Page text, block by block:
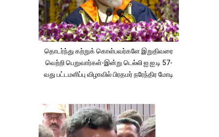
தொடர்ந்து கற்றுக் கொள்பவர்களே இறுதிவரை
வெற்றி பெறுவார்கள்-இன்று டெல்லி ஐ.ஐ.டி 57-
வது பட்டமளிப்பு விழாவில் பிரதமர் நரேந்திர மோடி